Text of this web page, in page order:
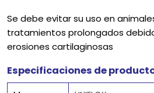
Se debe evitar su uso en
tratamientos prolongados
erosiones cartilaginosas
Especificaciones de